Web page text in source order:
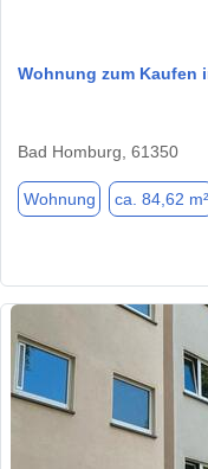
Wohnung zum Kaufen
Bad Homburg, 61350
Wohnung ca. 84,62 m²